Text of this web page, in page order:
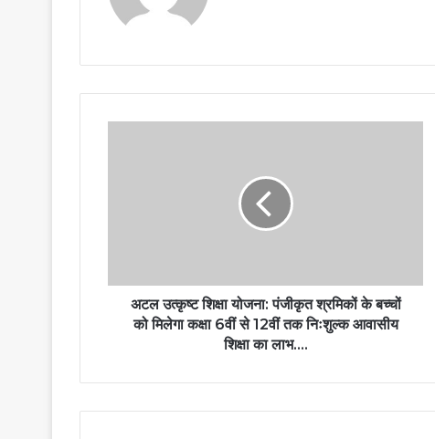
अटल उत्कृष्ट शिक्षा योजना: पंजीकृत श्रमिकों के बच्चों
को मिलेगा कक्षा 6वीं से 12वीं तक निःशुल्क आवासीय
शिक्षा का लाभ….